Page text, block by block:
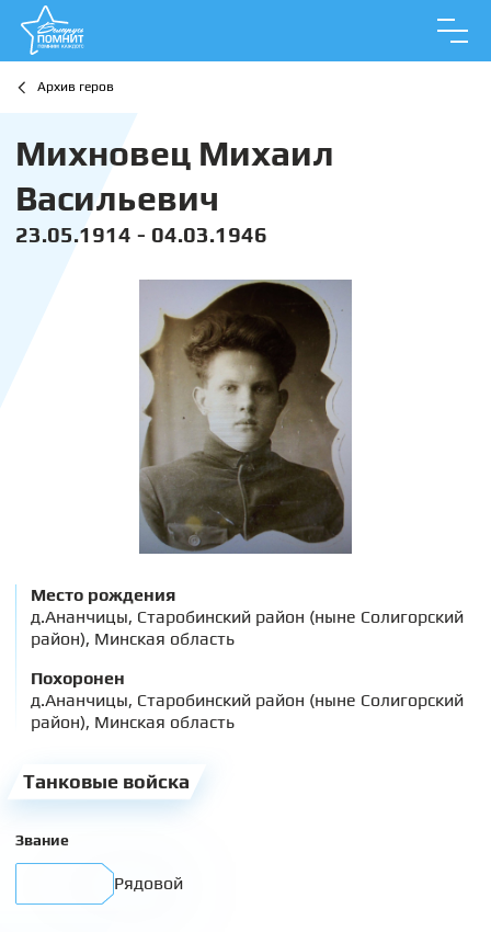
Архив геров
Михновец Михаил
Васильевич
23.05.1914 - 04.03.1946
Место рождения
д.Ананчицы, Старобинский район (ныне Солигорский
район), Минская область
Похоронен
д.Ананчицы, Старобинский район (ныне Солигорский
район), Минская область
Танковые войска
Звание
Рядовой